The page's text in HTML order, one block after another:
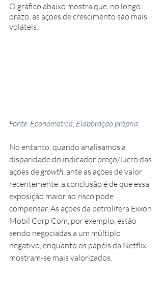
O gráfico abaixo mostra que, no longo
prazo, as ações de crescimento são mais
voláteis.
Fonte: Economatica, Elaboração própria.
No entanto, quando analisamos a
disparidade do indicador preço/lucro das
ações de growth , ante as ações de valor
recentemente, a conclusão é de que essa
exposição maior ao risco pode
compensar. As ações da petrolífera Exxon
Mobil Corp Com, por exemplo, estão
sendo negociadas a um múltiplo
negativo, enquanto os papéis da Netflix
mostram-se mais valorizados.